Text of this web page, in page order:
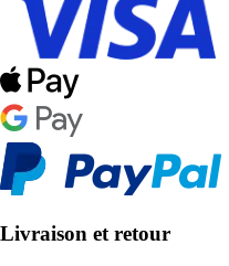
Livraison et retour